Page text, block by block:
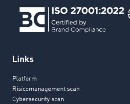
Links
Platform
Risicomanagement scan
Cybersecurity scan